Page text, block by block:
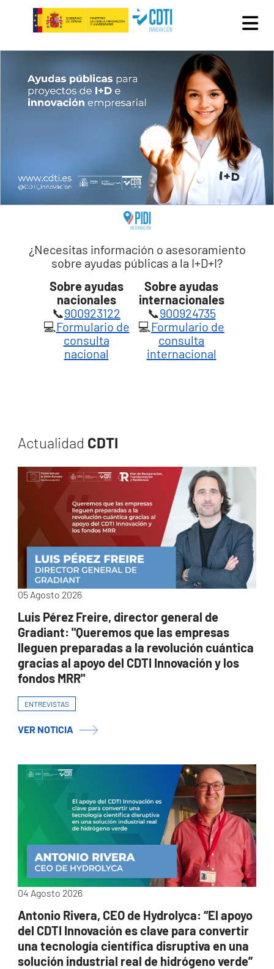
Pasar al contenido principal
¿Necesitas información o asesoramiento
sobre ayudas públicas a la I+D+I?
Sobre ayudas
nacionales
Sobre ayudas
internacionales
📞900923122 📞900924735
💻Formulario de
consulta
nacional
💻Formulario de
consulta
internacional
Actualidad CDTI
05 Agosto 2026
Luis Pérez Freire, director general de
Gradiant: "Queremos que las empresas
lleguen preparadas a la revolución cuántica
gracias al apoyo del CDTI Innovación y los
fondos MRR"
ENTREVISTAS
VER NOTICIA
04 Agosto 2026
Antonio Rivera, CEO de Hydrolyca: “El apoyo
del CDTI Innovación es clave para convertir
una tecnología científica disruptiva en una
solución industrial real de hidrógeno verde”